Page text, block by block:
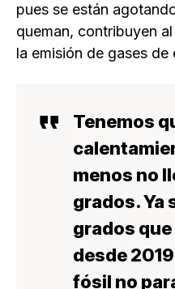
pues se están
queman, contribuyen al
la emisión de gases
Tenemos
menos no
grados. Ya
grados
desde
fósil no